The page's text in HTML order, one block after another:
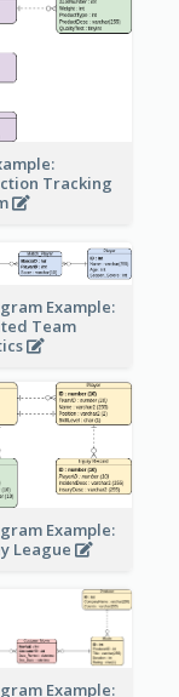
Tracking
Example:
Team
Example:
League
Example: